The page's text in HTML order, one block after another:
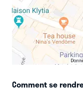
Comment se